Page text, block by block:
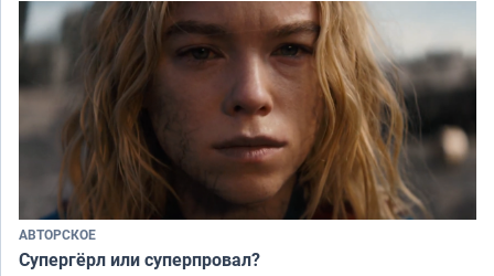
АВТОРСКОЕ
Супергёрл или суперпровал?